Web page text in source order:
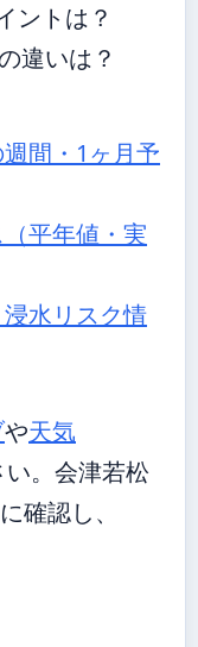
ントは？
違いは？
間・1ヶ月予
平年値・実
水リスク情
や天気
。会津若松
確認し、